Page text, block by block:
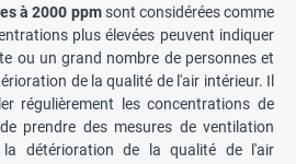
à 2000 ppmsont considérées comme
plus élevées peuvent indiquer
ou un grand nombre de personnes et
de la qualité de l'air intérieur. Il
régulièrement les concentrations de
prendre des mesures de ventilation
la détérioration de la qualité de l'air